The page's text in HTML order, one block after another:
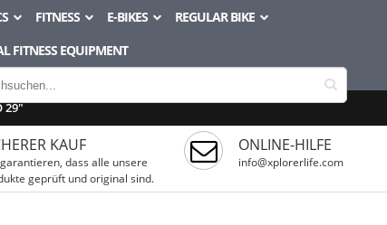
FITNESS E-BIKES
REGULAR BIKE
FITNESS EQUIPMENT
29"
KAUF
dass alle unsere
geprüft und original sind.
ONLINE-HILFE
info@xplorerlife.com